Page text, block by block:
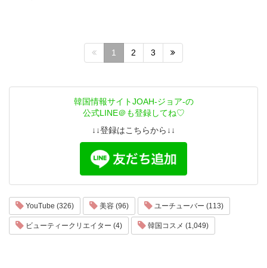
1 2 3
韓国情報サイトJOAH-ジョア-の
公式LINE＠も登録してね♡
↓↓登録はこちらから↓↓
YouTube (326) 美容 (96) ユーチューバー (113)
ビューティークリエイター (4) 韓国コスメ (1,049)